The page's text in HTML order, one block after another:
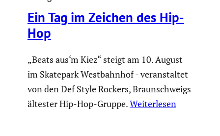
Ein Tag im Zeichen des Hip-
Hop
„Beats aus‘m Kiez“ steigt am 10. August
im Skatepark Westbahnhof - veranstaltet
von den Def Style Rockers, Braunschweigs
ältester Hip-Hop-Gruppe.Weiterlesen